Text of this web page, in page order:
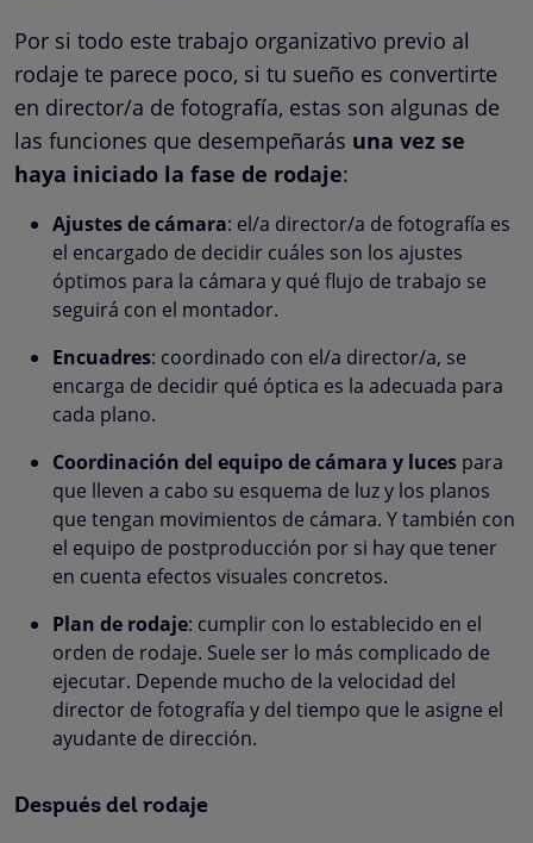
Por si todo este trabajo organizativo previo al
rodaje te parece poco, si tu sueño es convertirte
en director/a de fotografía, estas son algunas de
las funciones que desempeñarás una vez se
haya iniciado la fase de rodaje:
Ajustes de cámara: el/a director/a de fotografía es
el encargado de decidir cuáles son los ajustes
óptimos para la cámara y qué flujo de trabajo se
seguirá con el montador.
Encuadres: coordinado con el/a director/a, se
encarga de decidir qué óptica es la adecuada para
cada plano.
Coordinación del equipo de cámara y luces para
que lleven a cabo su esquema de luz y los planos
que tengan movimientos de cámara. Y también con
el equipo de postproducción por si hay que tener
en cuenta efectos visuales concretos.
Plan de rodaje: cumplir con lo establecido en el
orden de rodaje. Suele ser lo más complicado de
ejecutar. Depende mucho de la velocidad del
director de fotografía y del tiempo que le asigne el
ayudante de dirección.
Después del rodaje